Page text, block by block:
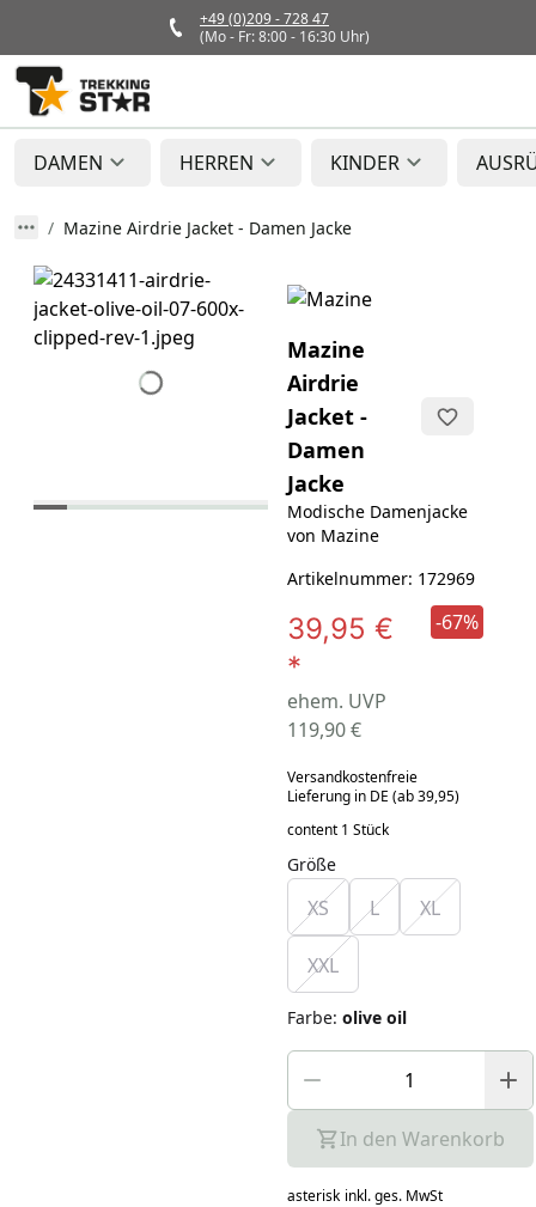
+49 (0)209 - 728 47
(Mo - Fr: 8:00 - 16:30 Uhr)
DAMEN HERREN KINDER
Mazine Airdrie Jacket - Damen Jacke
Mazine
Airdrie
Jacket -
Damen
Jacke
Modische Damenjacke
von Mazine
Artikelnummer: 172969
39,95 €
*
ehem. UVP
119,90 €
-67%
Versandkostenfreie
Lieferung in DE (ab 39,95)
content 1 Stück
Größe
XS L XL
XXL
Farbe: olive oil
In den Warenkorb
asterisk inkl. ges. MwSt